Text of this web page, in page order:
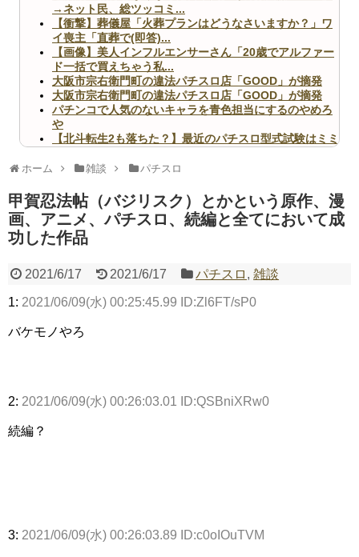
→ネット民、総ツッコミ...
【衝撃】葬儀屋「火葬プランはどうなさいますか？」ワ
イ喪主「直葬で(即答)...
【画像】美人インフルエンサーさん「20歳でアルファー
ド一括で買えちゃう私...
大阪市宗右衛門町の違法パチスロ店「GOOD」が摘発
大阪市宗右衛門町の違法パチスロ店「GOOD」が摘発
パチンコで人気のないキャラを青色担当にするのやめろ
や
【北斗転生2も落ちた？】最近のパチスロ型式試験はミミ
無職のパチンコカス(22)なんやが、ワイの人生どれくら
AngelBeats!とかいうクソアニメの思い出ｗｗｗ
ホーム 雑談 パチスロ
甲賀忍法帖（バジリスク）とかという原作、漫
画、アニメ、パチスロ、続編と全てにおいて成
功した作品
2021/6/17 2021/6/17 パチスロ ,雑談
1: 2021/06/09(水) 00:25:45.99 ID:Zl6FT/sP0
バケモノやろ
2: 2021/06/09(水) 00:26:03.01 ID:QSBniXRw0
続編？
3: 2021/06/09(水) 00:26:03.89 ID:c0oIOuTVM